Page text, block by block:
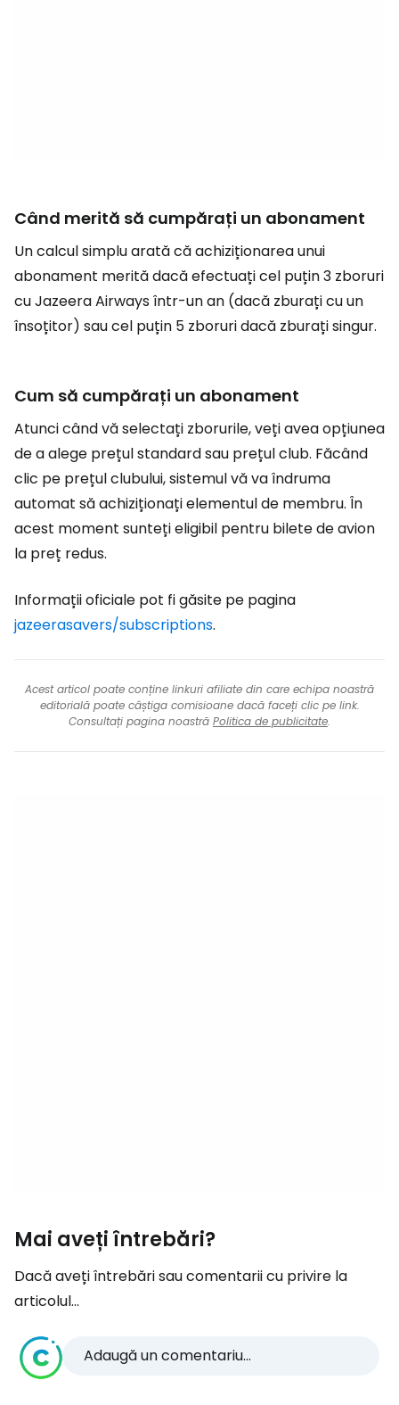
Când merită să cumpărați un abonament
Un calcul simplu arată că achiziționarea unui
abonament merită dacă efectuați cel puțin 3 zboruri
cu Jazeera Airways într-un an (dacă zburați cu un
însoțitor) sau cel puțin 5 zboruri dacă zburați singur.
Cum să cumpărați un abonament
Atunci când vă selectați zborurile, veți avea opțiunea
de a alege prețul standard sau prețul club. Făcând
clic pe prețul clubului, sistemul vă va îndruma
automat să achiziționați elementul de membru. În
acest moment sunteți eligibil pentru bilete de avion
la preț redus.
Informații oficiale pot fi găsite pe pagina
jazeerasavers/subscriptions.
Acest articol poate conține linkuri afiliate din care echipa noastră
editorială poate câștiga comisioane dacă faceți clic pe link.
Consultați pagina noastră Politica de publicitate.
Mai aveți întrebări?
Dacă aveți întrebări sau comentarii cu privire la
articolul...
Adaugă un comentariu...